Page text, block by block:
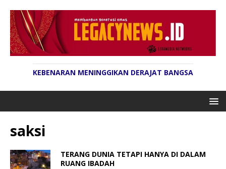
KEBENARAN MENINGGIKAN DERAJAT BANGSA
saksi
TERANG DUNIA TETAPI HANYA DI DALAM
RUANG IBADAH